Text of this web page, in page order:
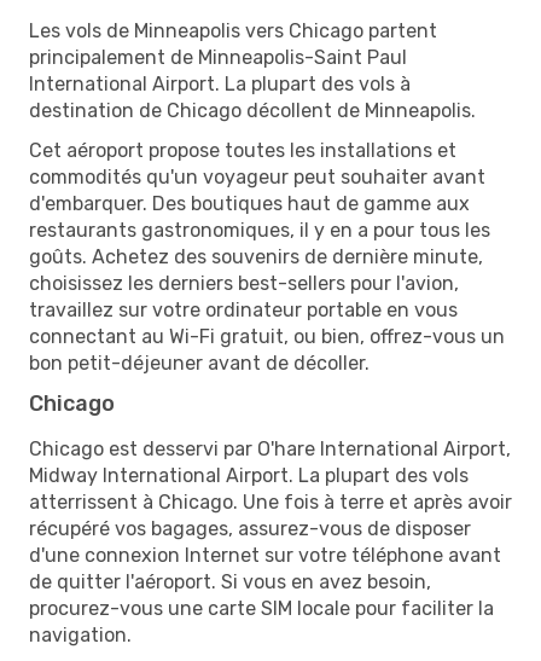
Les vols de Minneapolis vers Chicago partent
principalement de Minneapolis-Saint Paul
International Airport. La plupart des vols à
destination de Chicago décollent de Minneapolis.
Cet aéroport propose toutes les installations et
commodités qu'un voyageur peut souhaiter avant
d'embarquer. Des boutiques haut de gamme aux
restaurants gastronomiques, il y en a pour tous les
goûts. Achetez des souvenirs de dernière minute,
choisissez les derniers best-sellers pour l'avion,
travaillez sur votre ordinateur portable en vous
connectant au Wi-Fi gratuit, ou bien, offrez-vous un
bon petit-déjeuner avant de décoller.
Chicago
Chicago est desservi par O'hare International Airport,
Midway International Airport. La plupart des vols
atterrissent à Chicago. Une fois à terre et après avoir
récupéré vos bagages, assurez-vous de disposer
d'une connexion Internet sur votre téléphone avant
de quitter l'aéroport. Si vous en avez besoin,
procurez-vous une carte SIM locale pour faciliter la
navigation.